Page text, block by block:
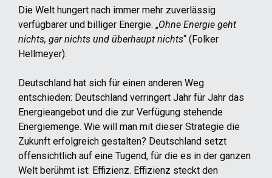
Die Welt hungert nach immer mehr zuverlässig
verfügbarer und billiger Energie. „Ohne Energie geht
nichts, gar nichts und überhaupt nichts“ (Folker
Hellmeyer).
Deutschland hat sich für einen anderen Weg
entschieden: Deutschland verringert Jahr für Jahr das
Energieangebot und die zur Verfügung stehende
Energiemenge. Wie will man mit dieser Strategie die
Zukunft erfolgreich gestalten? Deutschland setzt
offensichtlich auf eine Tugend, für die es in der ganzen
Welt berühmt ist: Effizienz. Effizienz steckt den